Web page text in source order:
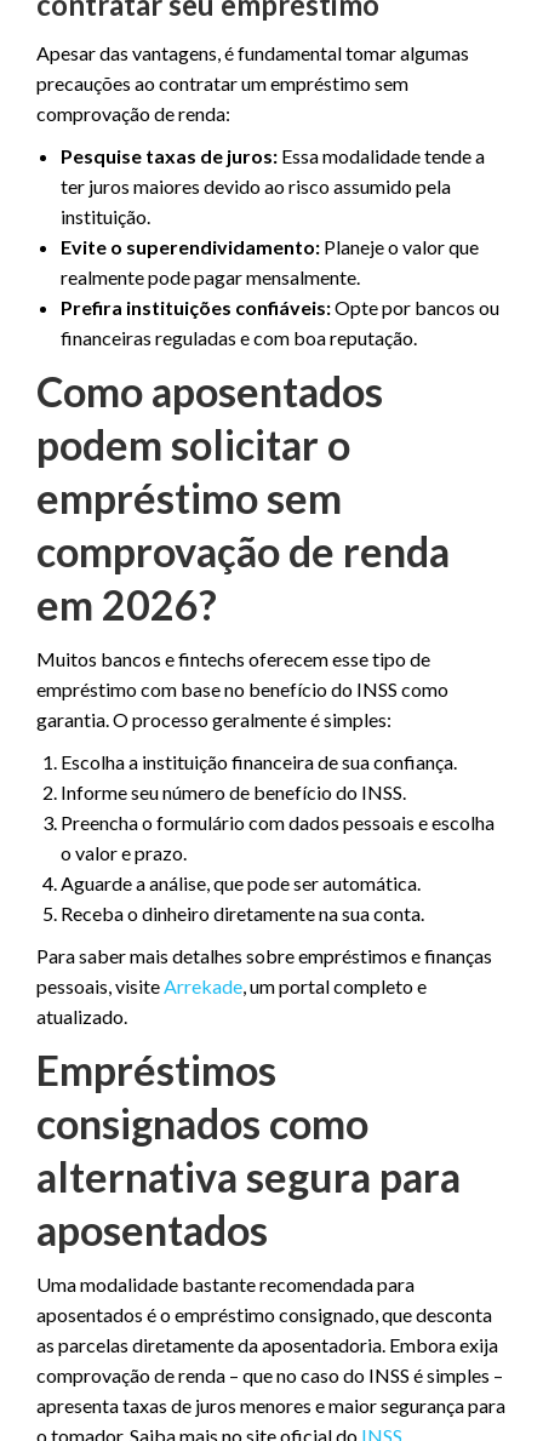
Apesar das vantagens, é fundamental tomar algumas
precauções ao contratar um empréstimo sem
comprovação de renda:
Pesquise taxas de juros: Essa modalidade tende a
ter juros maiores devido ao risco assumido pela
instituição.
Evite o superendividamento: Planeje o valor que
realmente pode pagar mensalmente.
Prefira instituições confiáveis:Opte por bancos ou
financeiras reguladas e com boa reputação.
Como aposentados
podem solicitar o
empréstimo sem
comprovação de renda
em 2026?
Muitos bancos e fintechs oferecem esse tipo de
empréstimo com base no benefício do INSS como
garantia. O processo geralmente é simples:
Escolha a instituição financeira de sua confiança.
Informe seu número de benefício do INSS.
Preencha o formulário com dados pessoais e escolha
o valor e prazo.
Aguarde a análise, que pode ser automática.
Receba o dinheiro diretamente na sua conta.
Para saber mais detalhes sobre empréstimos e finanças
pessoais, visiteArrekade, um portal completo e
atualizado.
Empréstimos
consignados como
alternativa segura para
aposentados
Uma modalidade bastante recomendada para
aposentados é o empréstimo consignado, que desconta
as parcelas diretamente da aposentadoria. Embora exija
comprovação de renda – que no caso do INSS é simples –
apresenta taxas de juros menores e maior segurança para
o tomador. Saiba mais no site oficial do INSS